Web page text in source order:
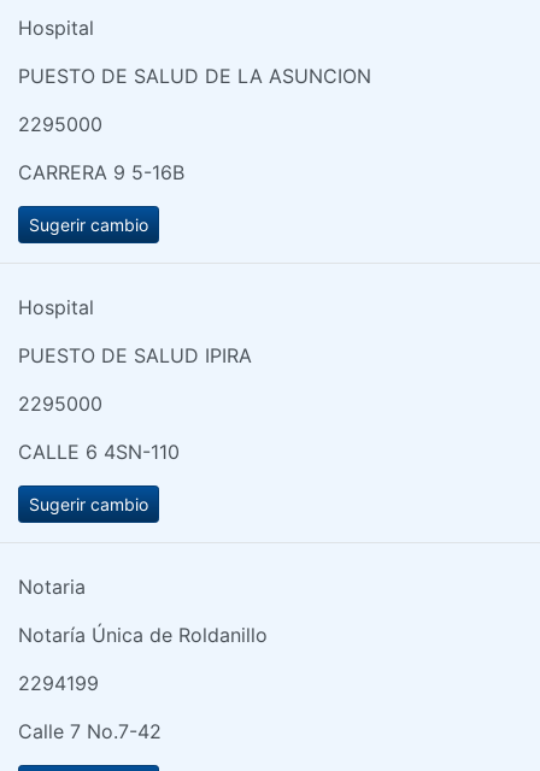
Hospital
PUESTO DE SALUD DE LA ASUNCION
2295000
CARRERA 9 5-16B
Sugerir cambio
Hospital
PUESTO DE SALUD IPIRA
2295000
CALLE 6 4SN-110
Sugerir cambio
Notaria
Notaría Única de Roldanillo
2294199
Calle 7 No.7-42